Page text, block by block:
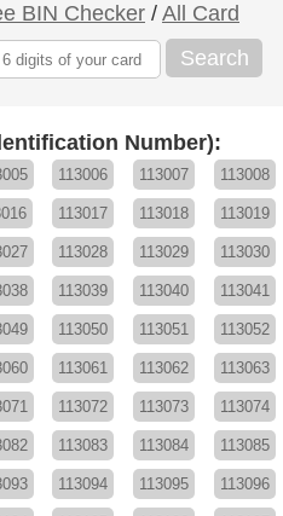
BIN Checker / All Card
Search
Number):
113006 113007 113008
113017 113018 113019
113028 113029 113030
113039 113040 113041
113050 113051 113052
113061 113062 113063
113072 113073 113074
113083 113084 113085
113094 113095 113096